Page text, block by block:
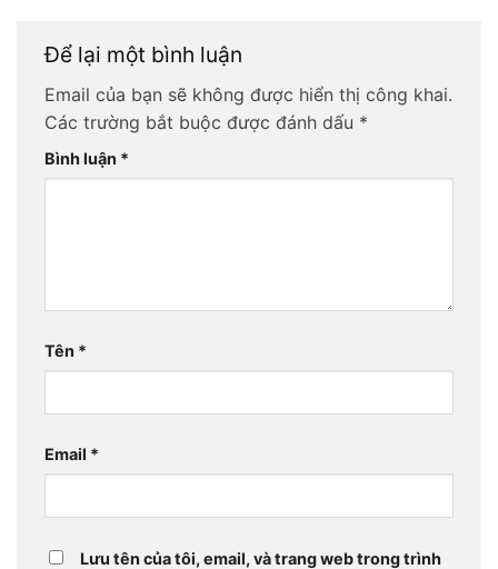
Để lại một bình luận
Email của bạn sẽ không được hiển thị công khai.
Các trường bắt buộc được đánh dấu *
Bình luận *
Tên *
Email *
Lưu tên của tôi, email, và trang web trong trình